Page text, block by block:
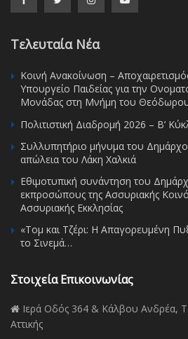
Τελευταία Νέα
Κοινή Ανακοίνωση –
Υπουργείο Παιδείας για την
Μονάδας στη Μνήμη του
Πολιτιστική Διαδρομή 2026 – Β’
Συλλυπητήριο μήνυμα του
απώλεια του Λάκη Χαλκιά
Εθιμοτυπική συνάντηση του
εκπροσώπους της Ασσυριακής
Ασσυριακής Εκκλησίας
«Τομ και Τζέρι: Η Απαγορευμένη
το Σινεμά…
Στοιχεία Επικοινωνίας
Ιερά Οδός 364 & Κάλβου Ανδρέα,
Αττικής